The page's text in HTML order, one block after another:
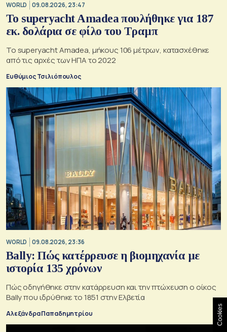
WORLD 09.08.2026, 23:47
To superyacht Amadea πουλήθηκε για 187
εκ. δολάρια σε φίλο του Τραμπ
Το superyacht Amadea, μήκους 106 μέτρων, κατασχέθηκε
από τις αρχές των ΗΠΑ το 2022
Ευθύμιος Τσιλιόπουλος
WORLD 09.08.2026, 23:36
Bally: Πώς κατέρρευσε η βιομηχανία με
ιστορία 135 χρόνων
Πώς οδηγήθηκε στην κατάρρευση και την πτώχευση ο οίκος
Bally που ιδρύθηκε το 1851 στην Ελβετία
Αλεξάνδρα Παπαδημητρίου Cookies